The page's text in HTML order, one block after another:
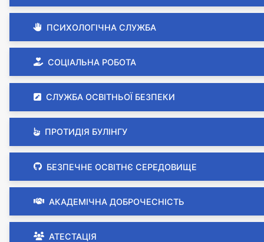
ПСИХОЛОГІЧНА СЛУЖБА
СОЦІАЛЬНА РОБОТА
СЛУЖБА ОСВІТНЬОЇ БЕЗПЕКИ
ПРОТИДІЯ БУЛІНГУ
БЕЗПЕЧНЕ ОСВІТНЄ СЕРЕДОВИЩЕ
АКАДЕМІЧНА ДОБРОЧЕСНІСТЬ
АТЕСТАЦІЯ